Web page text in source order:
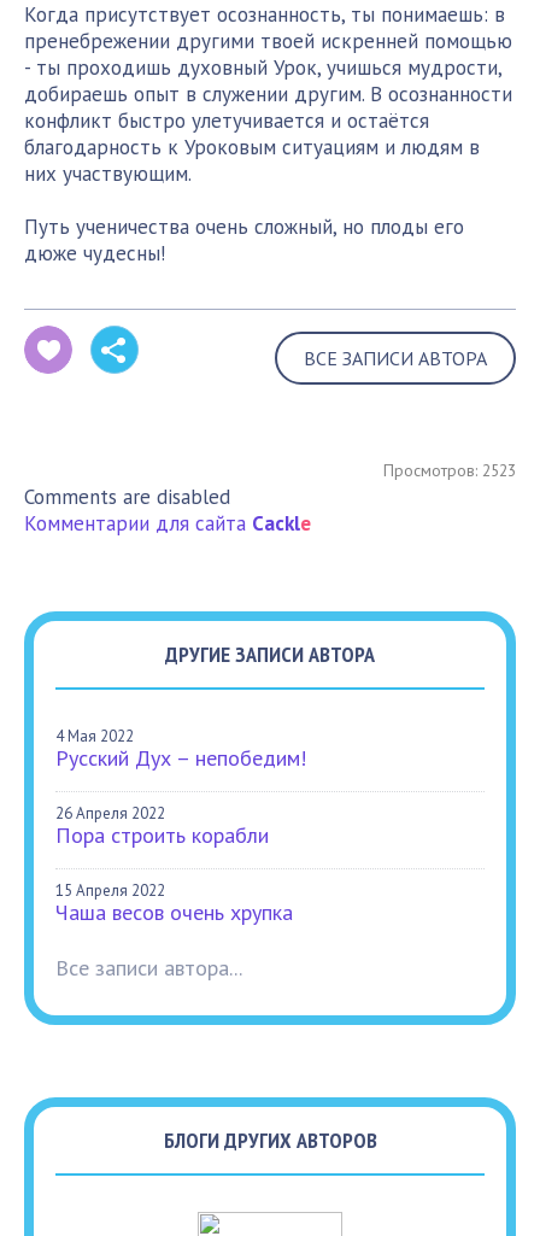
Когда присутствует осознанность, ты понимаешь: в
пренебрежении другими твоей искренней помощью
- ты проходишь духовный Урок, учишься мудрости,
добираешь опыт в служении другим. В осознанности
конфликт быстро улетучивается и остаётся
благодарность к Уроковым ситуациям и людям в
них участвующим.
Путь ученичества очень сложный, но плоды его
дюже чудесны!
ВСЕ ЗАПИСИ АВТОРА
Просмотров: 2523
Comments are disabled
Комментарии для сайта Cackle
ДРУГИЕ ЗАПИСИ АВТОРА
4 Мая 2022
Русский Дух – непобедим!
26 Апреля 2022
Пора строить корабли
15 Апреля 2022
Чаша весов очень хрупка
Все записи автора...
БЛОГИ ДРУГИХ АВТОРОВ